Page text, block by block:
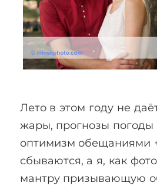
Лето в этом году не
жары, прогнозы погоды
оптимизм обещаниями
сбываются, а я, как
мантру призывающую